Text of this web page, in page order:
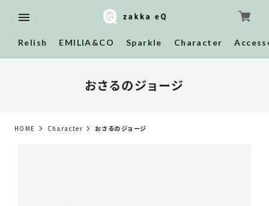
Relish EMILIA&CO Sparkle Character
おさるのジョージ
HOME Character おさるのジョージ